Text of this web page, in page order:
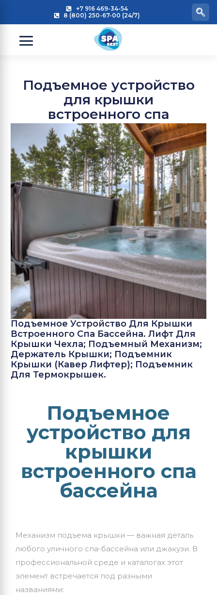
+7 916 469-34-54
8 (800) 250-67-00 (24/7)
Подъемное устройство
для крышки
встроенного спа
бассейна
Подъемное Устройство Для Крышки
Встроенного Спа Бассейна. Лифт Для
Крышки Чехла; Подъемный Механизм;
Держатель Крышки; Подъемник
Крышки (кавер Лифтер); Подъемник
Для Термокрышек.
Подъемное
устройство для
крышки
встроенного спа
бассейна
Механизм подъема крышки — важная деталь
любого уличного спа-бассейна или джакузи. В
профессиональной среде и каталогах этот
элемент встречается под разными
названиями: